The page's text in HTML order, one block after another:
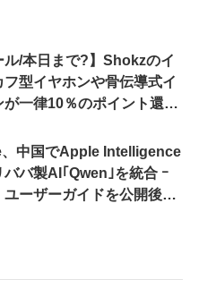
ル/本日まで?】Shokzのイ
フ型イヤホンや骨伝導式イ
が一律10％のポイント還元
中国でApple Intelligence
ババ製AI｢Qwen｣を統合 ｰ
ユーザーガイドを公開後に